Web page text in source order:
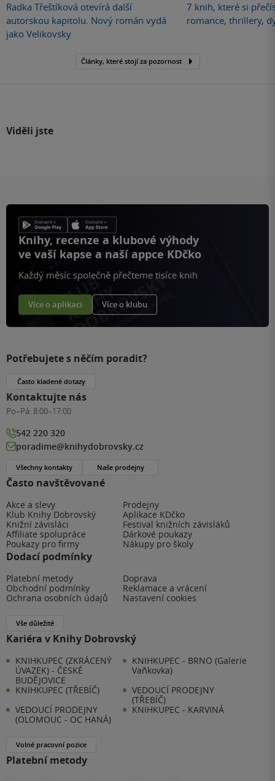
Radka Třeštíková otevírá další
autorskou kapitolu. Nový román vydá
jako Velikovsky
7 knih, které si
romance, thrillery,
Články, které stojí za pozornost
Viděli jste
Knihy, recenze a klubové výhody
ve vaší kapse a naší appce KDčko
Každý měsíc společně přečteme tisíce knih
Více o aplikaci Více o klubu
Často navštěvované
Akce a slevy
Prodejny
Klub Knihy Dobrovský
Aplikace KDčko
Knižní závisláci
Festival knižních závisláků
Affiliate spolupráce
Dárkové poukazy
Poukazy pro firmy
Nákupy pro školy
Dodací podmínky
Platební metody
Doprava
Obchodní podmínky
Reklamace a vrácení
Ochrana osobních údajů
Nastavení cookies
Vše důležité
Kariéra v Knihy Dobrovský
KNIHKUPEC (ZKRÁCENÝ
ÚVAZEK) - ČESKÉ
BUDĚJOVICE
KNIHKUPEC - BRNO (Galerie
Vaňkovka)
KNIHKUPEC (TŘEBÍČ)
VEDOUCÍ PRODEJNY
(TŘEBÍČ)
VEDOUCÍ PRODEJNY
(OLOMOUC - OC HANÁ)
KNIHKUPEC - KARVINÁ
Volné pracovní pozice
Platební metody
Potřebujete s něčím poradit?
Často kladené dotazy
Kontaktujte nás
Po–Pá: 8:00–17:00
542 220 320
poradime@knihydobrovsky.cz
Všechny kontakty Naše prodejny